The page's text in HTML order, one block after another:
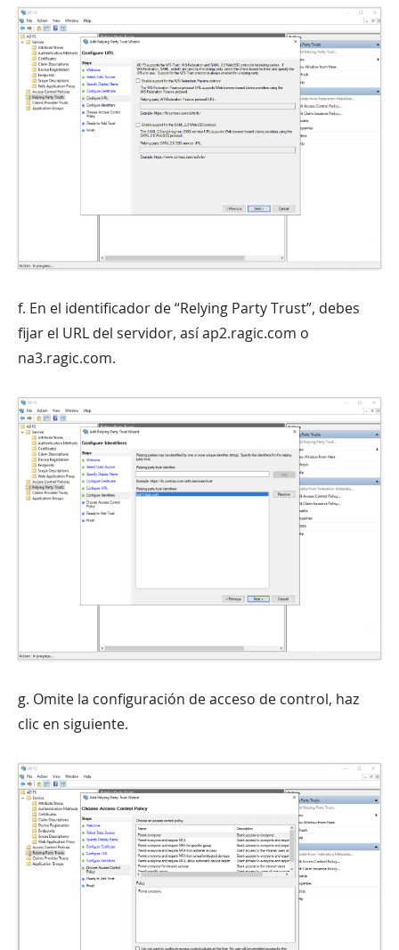
f. En el identificador de “Relying Party Trust”, debes
fijar el URL del servidor, así ap2.ragic.com o
na3.ragic.com.
g. Omite la configuración de acceso de control, haz
clic en siguiente.